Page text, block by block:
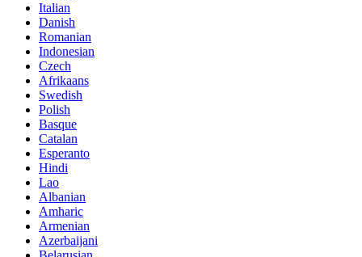
Italian
Danish
Romanian
Indonesian
Czech
Afrikaans
Swedish
Polish
Basque
Catalan
Esperanto
Hindi
Lao
Albanian
Amharic
Armenian
Azerbaijani